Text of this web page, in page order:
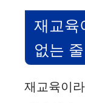
재교육
없는
재교육이